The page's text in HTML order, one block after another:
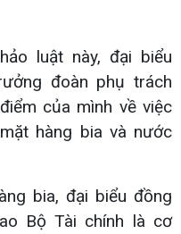
luật này, đại biểu
đoàn phụ trách
của mình về việc
hàng bia và nước
bia, đại biểu đồng
Bộ Tài chính là cơ